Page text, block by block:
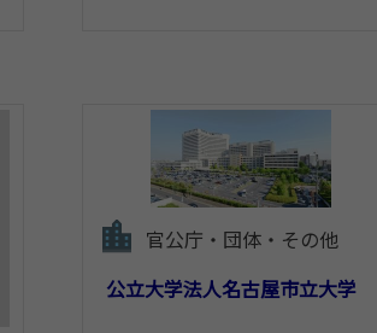
官公庁・団体・その他
公立大学法人名古屋市立大学